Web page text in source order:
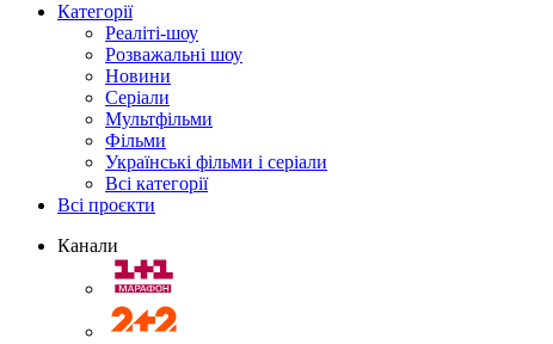
Категорії
Реаліті-шоу
Розважальні шоу
Новини
Серіали
Мультфільми
Фільми
Українські фільми і серіали
Всі категорії
Всі проєкти
Канали